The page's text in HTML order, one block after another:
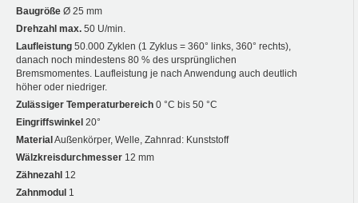
Baugröße Ø 25 mm
Drehzahl max. 50 U/min.
Laufleistung 50.000 Zyklen (1 Zyklus = 360° links, 360° rechts),
danach noch mindestens 80 % des ursprünglichen
Bremsmomentes. Laufleistung je nach Anwendung auch deutlich
höher oder niedriger.
Zulässiger Temperaturbereich 0 °C bis 50 °C
Eingriffswinkel 20°
MaterialAußenkörper, Welle, Zahnrad: Kunststoff
Wälzkreisdurchmesser 12 mm
Zähnezahl 12
Zahnmodul 1